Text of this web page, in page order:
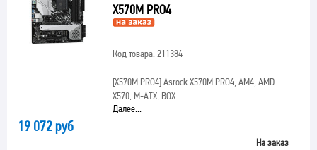
X570M PRO4
Код товара: 211384
[X570M PRO4]Asrock X570M PRO4, AM4, AMD
X570, M-ATX, BOX
Далее...
19 072 руб
На заказ